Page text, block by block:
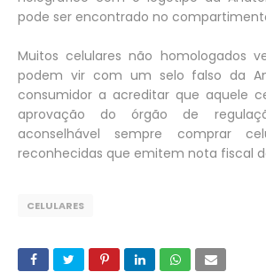
pode ser encontrado no
Muitos celulares não homologados
podem vir com um selo falso da
consumidor a acreditar que aquele
aprovação do órgão de
aconselhável sempre comprar
reconhecidas que emitem nota fiscal
CELULARES